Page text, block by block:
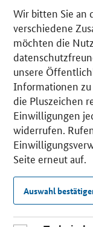
Wir bitten Sie an
verschiedene
möchten die
unsere
Informationen
die Pluszeichen
Einwilligungen
widerrufen.
Seite erneut auf.
Auswahl